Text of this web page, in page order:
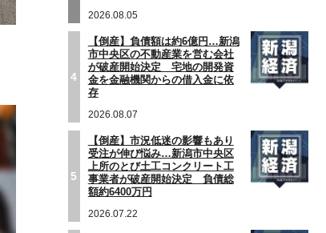
2026.08.05
4
【倒産】負債額は約6億円…新潟
市中央区の不動産業を営む会社
が破産開始決定 宅地の開発資
金を金融機関からの借入金に依
存
2026.08.07
5
【倒産】市況低迷の影響もあり
受注が伸び悩み…新潟市中央区
上所のとび土工コンクリート工
事業者が破産開始決定 負債総
額約6400万円
2026.07.22